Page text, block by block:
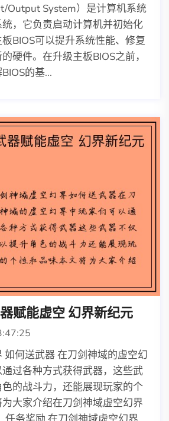
Output System）是计算机系统
，它负责启动计算机并初始化
BIOS可以提升系统性能、修复
硬件。在升级主板BIOS之前，
的基...
赋能虚空 幻界新纪元
如何送武器 在刀剑神域的虚空幻
过各种方式获得武器，这些武
的战斗力，还能展现玩家的个
大家介绍在刀剑神域虚空幻界